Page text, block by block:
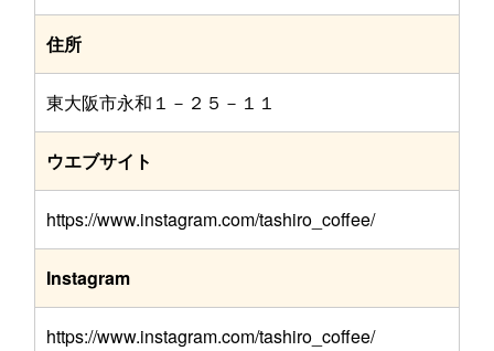
住所
東大阪市永和１－２５－１１
ウエブサイト
https://www.instagram.com/tashiro_coffee/
Instagram
https://www.instagram.com/tashiro_coffee/